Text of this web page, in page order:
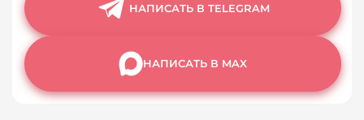
НАПИСАТЬ В TELEGRAM
НАПИСАТЬ В MAX